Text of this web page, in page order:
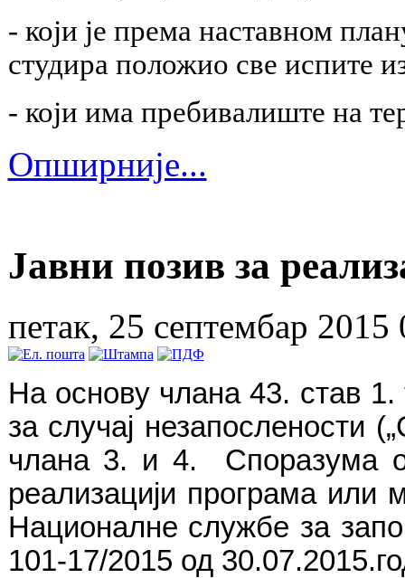
- који је према наставном
студира положио све испите
- који има пребивалиште на
Опширније...
Јавни позив за
петак, 25 септембар 2015
На основу члана 43. став 1.
за случај незапослености
члана 3. и 4. Споразума
реализацији програма
Националне службе за
101-17/2015 од 30.07.2015